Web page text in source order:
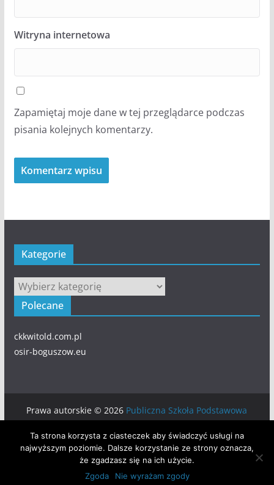
Witryna internetowa
Zapamiętaj moje dane w tej przeglądarce podczas
pisania kolejnych komentarzy.
Kategorie
Kategorie
Polecane
ckkwitold.com.pl
osir-boguszow.eu
Prawa autorskie © 2026 Publiczna Szkoła Podstawowa
zastrzeżone.
Motyw:
ColorMag stworzony przez ThemeGrill. Wspierane
przez
WordPress
Ta strona korzysta z ciasteczek aby świadczyć usługi na
najwyższym poziomie. Dalsze korzystanie ze strony oznacza,
że zgadzasz się na ich użycie.
Zgoda
Nie wyrażam zgody